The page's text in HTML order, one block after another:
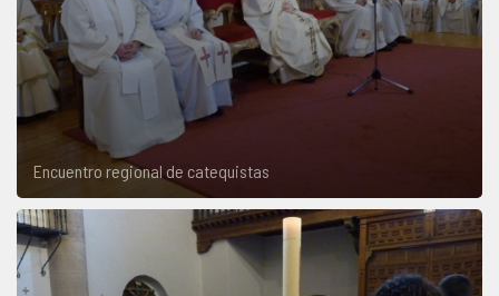
Encuentro regional de catequistas